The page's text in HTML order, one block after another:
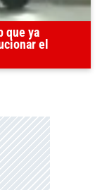
que ya
el